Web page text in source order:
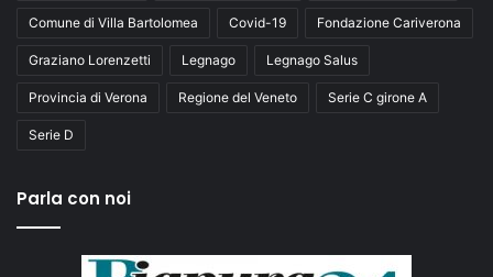
Comune di Villa Bartolomea Covid-19 Fondazione Cariverona
Graziano Lorenzetti Legnago Legnago Salus
Provincia di Verona Regione del Veneto Serie C girone A
Serie D
Parla con noi